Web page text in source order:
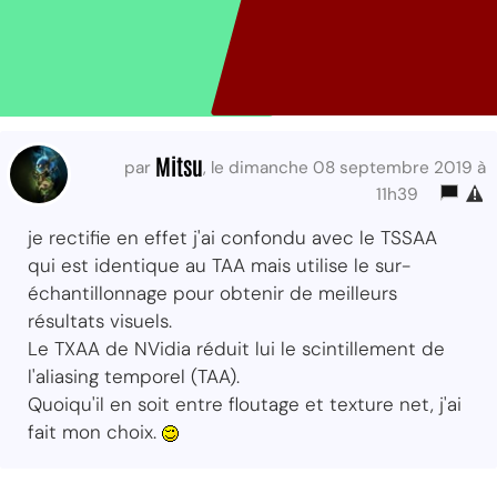
par Mitsu, le dimanche 08 septembre 2019 à
11h39
je rectifie en effet j'ai confondu avec le TSSAA
qui est identique au TAA mais utilise le sur-
échantillonnage pour obtenir de meilleurs
résultats visuels.
Le TXAA de NVidia réduit lui le scintillement de
l'aliasing temporel (TAA).
Quoiqu'il en soit entre floutage et texture net, j'ai
fait mon choix.